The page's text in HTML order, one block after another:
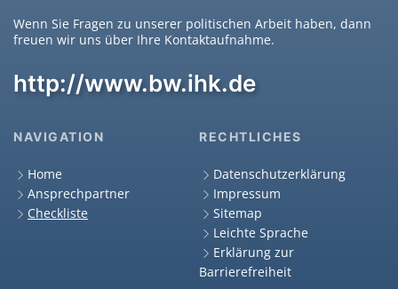
Wenn Sie Fragen zu unserer politischen Arbeit haben, dann
freuen wir uns über Ihre Kontaktaufnahme.
http://www.bw.ihk.de
NAVIGATION
Home
Ansprechpartner
Checkliste
RECHTLICHES
Datenschutzerklärung
Impressum
Sitemap
Leichte Sprache
Erklärung zur
Barrierefreiheit